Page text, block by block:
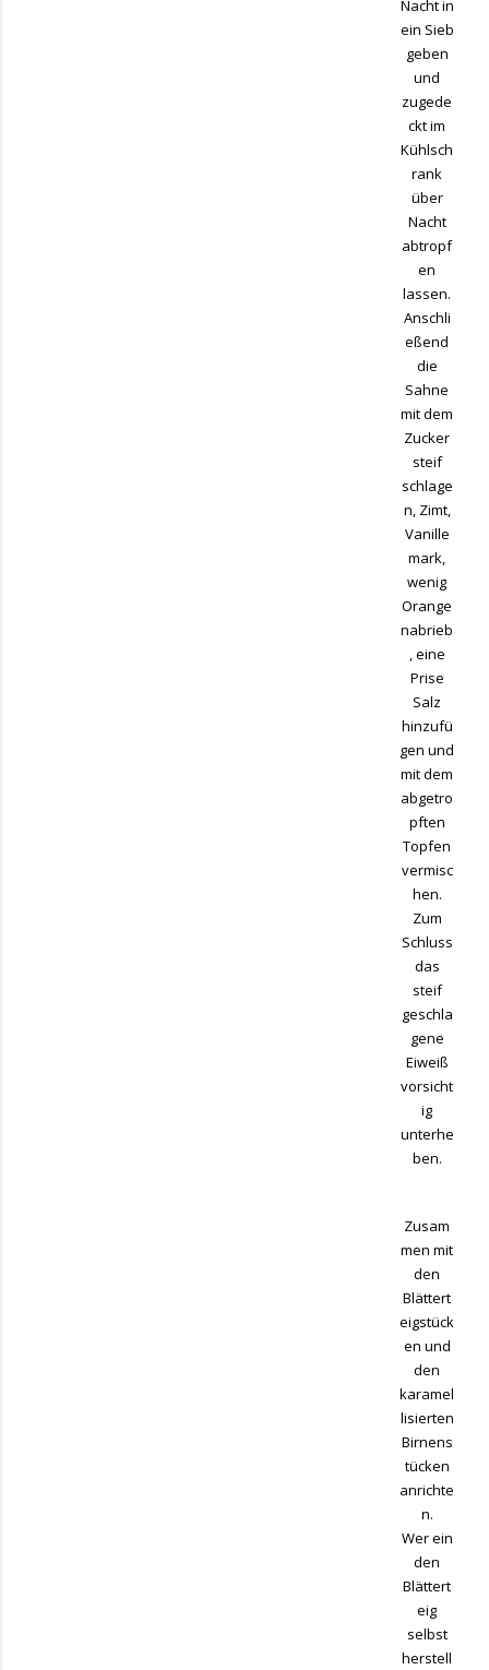
Nacht in
ein Sieb
geben
und
zugede
ckt im
Kühlsch
rank
über
Nacht
abtropf
en
lassen.
Anschli
eßend
die
Sahne
mit dem
Zucker
steif
schlage
n, Zimt,
Vanille
mark,
wenig
Orange
nabrieb
, eine
Prise
Salz
hinzufü
gen und
mit dem
abgetro
pften
Topfen
vermisc
hen.
Zum
Schluss
das
steif
geschla
gene
Eiweiß
vorsicht
ig
unterhe
ben.
Zusam
men mit
den
Blättert
eigstück
en und
den
karamel
lisierten
Birnens
tücken
anrichte
n.
Wer ein
den
Blättert
eig
selbst
herstell